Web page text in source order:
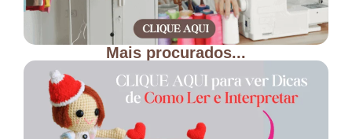
Mais procurados...